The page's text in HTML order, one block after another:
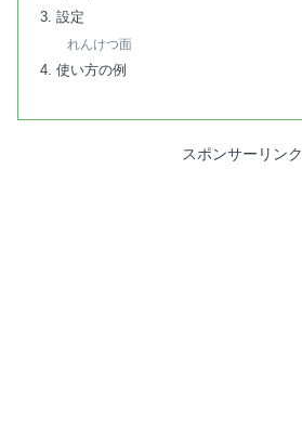
設定
れんけつ面
使い方の例
スポンサーリンク